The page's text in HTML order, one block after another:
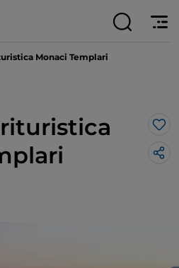
Monaci Templari